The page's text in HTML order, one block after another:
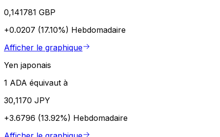
0,141781 GBP
+0.0207 (17.10%) Hebdomadaire
Afficher le graphique
Yen japonais
1 ADA équivaut à
30,1170 JPY
+3.6796 (13.92%) Hebdomadaire